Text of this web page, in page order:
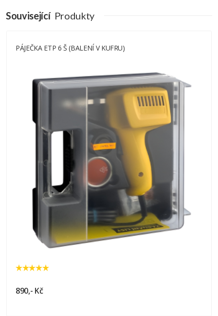
Související Produkty
PÁJEČKA ETP 6 Š (BALENÍ V KUFRU)
890,- Kč